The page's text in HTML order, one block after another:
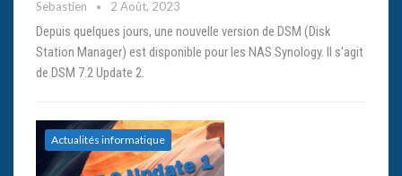
Sebastien 2 Août, 2023
Depuis quelques jours, une nouvelle version de DSM (Disk
Station Manager) est disponible pour les NAS Synology. Il s'agit
de DSM 7.2 Update 2.
Actualités informatique